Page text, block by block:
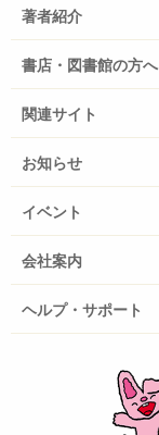
著者紹介
書店・図書館の方へ
関連サイト
お知らせ
イベント
会社案内
ヘルプ・サポート